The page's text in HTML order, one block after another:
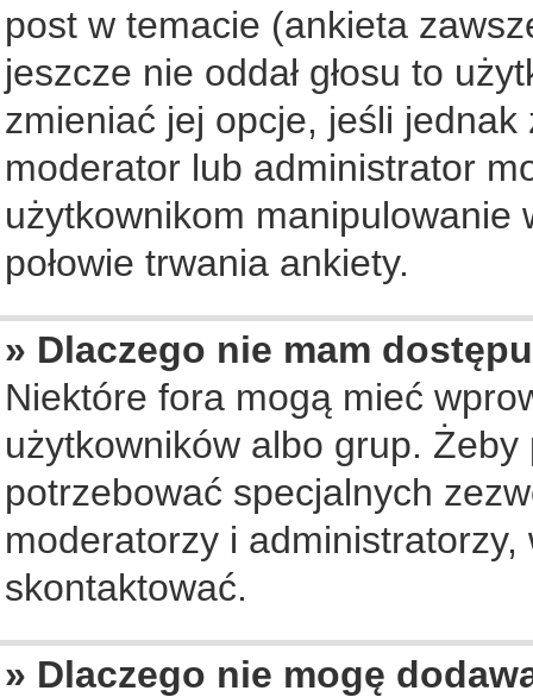
post w temacie (ankieta
jeszcze nie oddał głosu to
zmieniać jej opcje, jeśli jednak
moderator lub administrator
użytkownikom
połowie trwania ankiety.
» Dlaczego nie mam
Niektóre fora mogą mieć
użytkowników albo grup.
potrzebować specjalnych
moderatorzy i
skontaktować.
» Dlaczego nie mogę